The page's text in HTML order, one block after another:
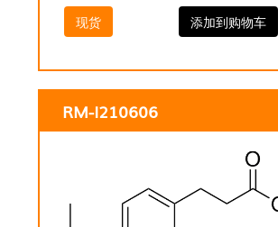
现货 添加到购物车
RM-I210606